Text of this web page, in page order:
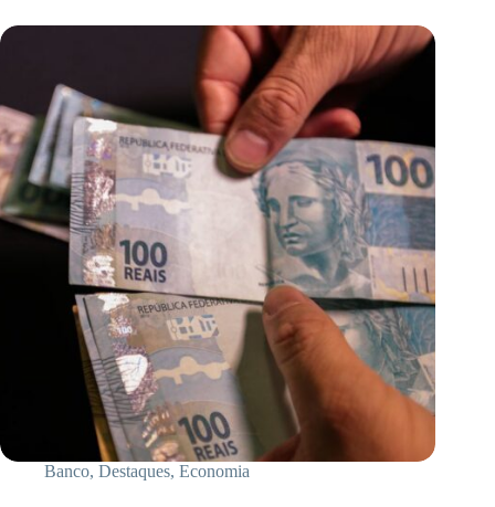
Banco, Destaques, Economia